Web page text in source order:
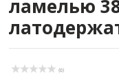
ламелью
(0)